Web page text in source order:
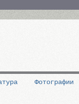
Фотографии